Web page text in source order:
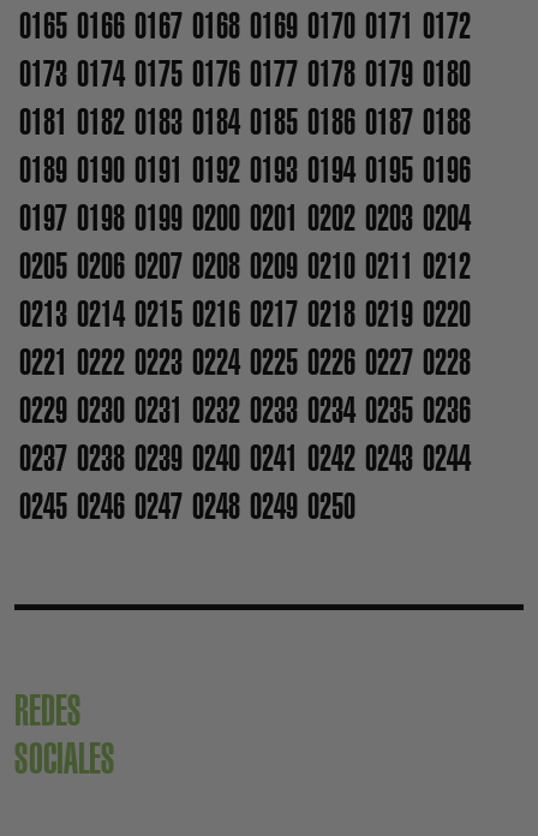
0165 0166 0167 0168 0169 0170 0171 0172
0173 0174 0175 0176 0177 0178 0179 0180
0181 0182 0183 0184 0185 0186 0187 0188
0189 0190 0191 0192 0193 0194 0195 0196
0197 0198 0199 0200 0201 0202 0203 0204
0205 0206 0207 0208 0209 0210 0211 0212
0213 0214 0215 0216 0217 0218 0219 0220
0221 0222 0223 0224 0225 0226 0227 0228
0229 0230 0231 0232 0233 0234 0235 0236
0237 0238 0239 0240 0241 0242 0243 0244
0245 0246 0247 0248 0249 0250
REDES
SOCIALES